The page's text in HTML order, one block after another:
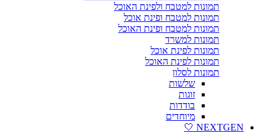
תמונות למטבח ולפינת האוכל
תמונות למטבח ופינת אוכל
תמונות למטבח ופינת האוכל
תמונות למשרד
תמונות לפינת אוכל
תמונות לפינת האוכל
תמונות לסלון
שלשות
זוגות
בודדות
מיוחדים
NEXTGEN 🤍